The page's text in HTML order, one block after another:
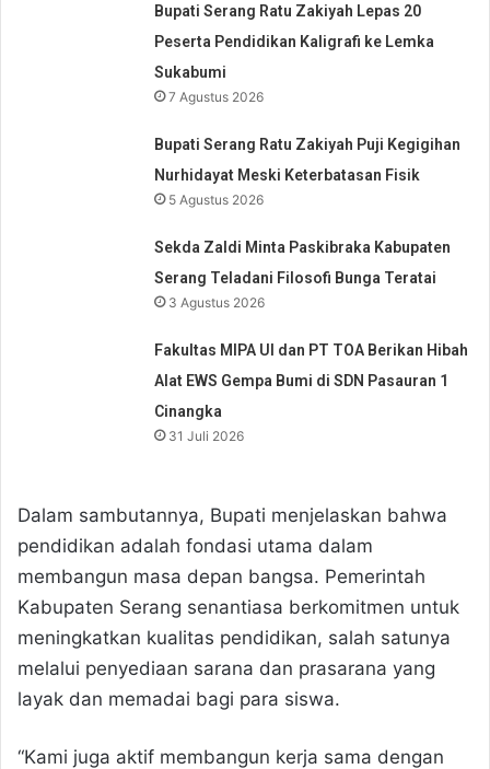
Bupati Serang Ratu Zakiyah Lepas 20
Peserta Pendidikan Kaligrafi ke Lemka
Sukabumi
7 Agustus 2026
Bupati Serang Ratu Zakiyah Puji Kegigihan
Nurhidayat Meski Keterbatasan Fisik
5 Agustus 2026
Sekda Zaldi Minta Paskibraka Kabupaten
Serang Teladani Filosofi Bunga Teratai
3 Agustus 2026
Fakultas MIPA UI dan PT TOA Berikan Hibah
Alat EWS Gempa Bumi di SDN Pasauran 1
Cinangka
31 Juli 2026
Dalam sambutannya, Bupati menjelaskan bahwa
pendidikan adalah fondasi utama dalam
membangun masa depan bangsa. Pemerintah
Kabupaten Serang senantiasa berkomitmen untuk
meningkatkan kualitas pendidikan, salah satunya
melalui penyediaan sarana dan prasarana yang
layak dan memadai bagi para siswa.
“Kami juga aktif membangun kerja sama dengan